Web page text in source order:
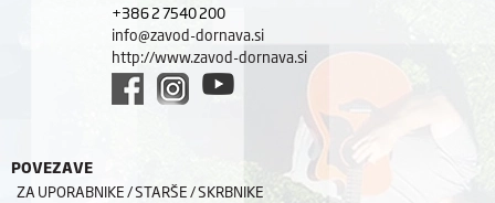
+386 2 7540 200
info@zavod-dornava.si
http://www.zavod-dornava.si
POVEZAVE
ZA UPORABNIKE / STARŠE / SKRBNIKE